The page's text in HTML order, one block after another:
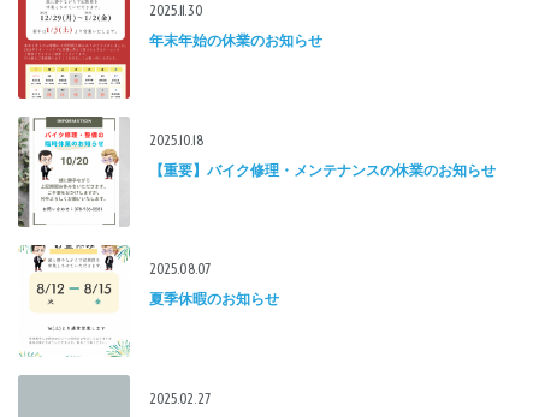
2025.11.30
年末年始の休業のお知らせ
2025.10.18
【重要】バイク修理・メンテナンスの休業のお知らせ
2025.08.07
夏季休暇のお知らせ
2025.02.27